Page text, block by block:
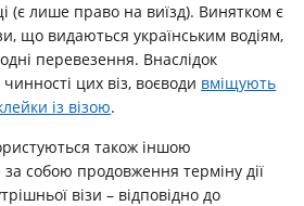
(є лише право на виїзд). Винятком є
що видаються українським водіям,
перевезення. Внаслідок
цих віз, воєводи вміщують
із візою.
також іншою
собою продовження терміну дії
візи – відповідно до